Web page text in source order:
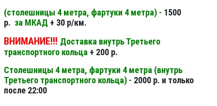
(столешницы 4 метра, фартуки 4 метра) - 1500
р. за МКАД + 30 р/км.
ВНИМАНИЕ!!! Доставка внутрь Третьего
транспортного кольца + 200 р.
Столешницы 4 метра, фартуки 4 метра (внутрь
Третьего транспортного кольца) - 2000 р. и только
после 22:00